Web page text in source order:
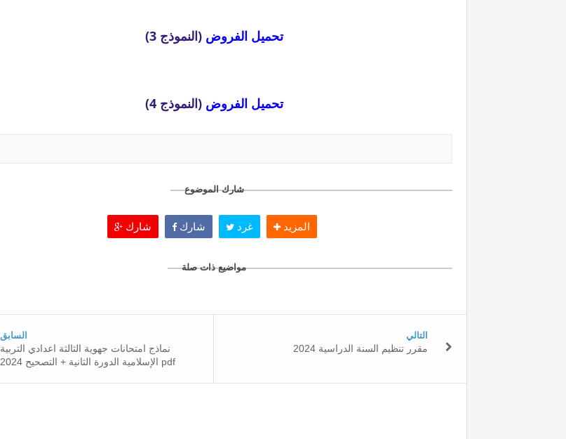
تحميل الفروض (النموذج 3)
تحميل الفروض (النموذج 4)
شارك الموضوع
شارك شارك غرد المزيد
مواضيع ذات صلة
التالي
مقرر تنظيم السنة الدراسية 2024
السابق
نماذج امتحانات جهوية الثالثة اعدادي التربية
الإسلامية الدورة الثانية + التصحيح 2024 pdf